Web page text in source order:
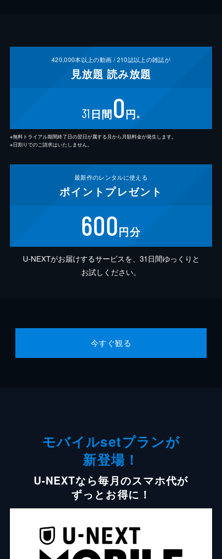
420,000本以上の動画 /210誌以上の雑誌が
見放題 読み放題
31 日間0円 ※
※無料トライアル期間終了日の翌日が属する月から月額料金が発生します。
※日割りでのご請求はいたしません。
最新作のレンタルに使える
ポイント プレゼント
600円分
U-NEXTがお届けするサービスを、31日間ゆっくりと
お試しください。
今すぐ観る
モバイルsetプランが
新登場！
U-NEXTなら毎月のスマホ代が
ずっとお得に！